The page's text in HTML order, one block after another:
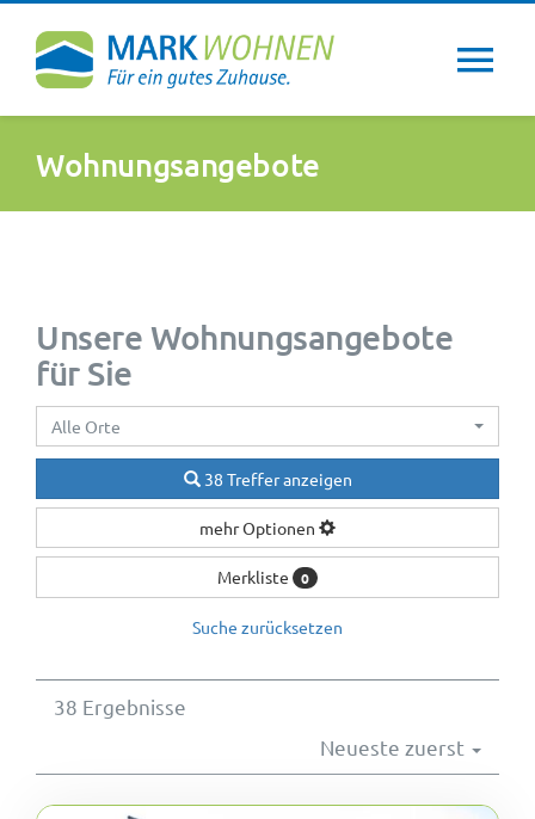
Inhalt
Über uns
Newsletter
Wohnungsangebote
Wohnungsangebote
Unsere Wohnungsangebote
für Sie
Alle Orte
38 Treffer anzeigen
mehr Optionen
Merkliste 0
Suche zurücksetzen
38 Ergebnisse
Neueste zuerst